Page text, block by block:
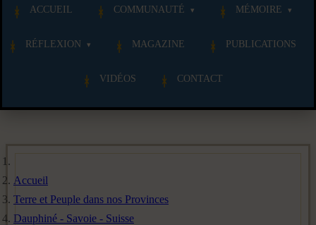
ACCUEIL COMMUNAUTÉ MÉMOIRE
RÉFLEXION MAGAZINE PUBLICATIONS
VIDÉOS CONTACT
Accueil
Terre et Peuple dans nos Provinces
Dauphiné - Savoie - Suisse